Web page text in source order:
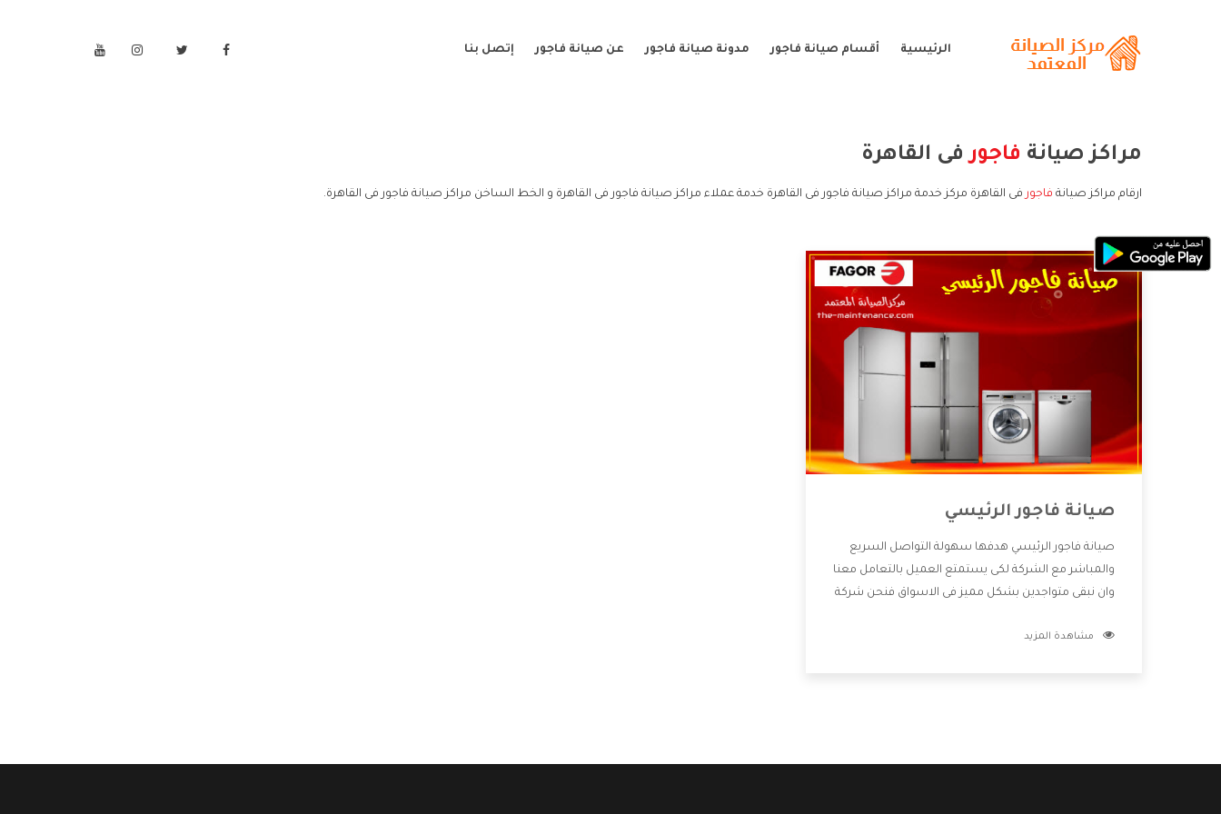
الرئيسية أقسام صيانة فاجور مدونة صيانة فاجور عن صيانة فاجور إتصل بنا
مراكز صيانة فاجورفى القاهرة
ارقام مراكز صيانة فاجور فى القاهرة مركز خدمة مراكز صيانة فاجور فى القاهرة خدمة عملاء مراكز صيانة فاجور فى القاهرة و الخط الساخن مراكز صيانة فاجور فى القاهرة.
صيانة فاجور الرئيسي
صيانة فاجور الرئيسي هدفها سهولة التواصل السريع
والمباشر مع الشركة لكى يستمتع العميل بالتعامل معنا
وان نبقى متواجدين بشكل مميز فى الاسواق فنحن شركة
بالخدمات التى تنفرد الشركة بها والتى تكون منها خدمة
مشاهدة المزيد